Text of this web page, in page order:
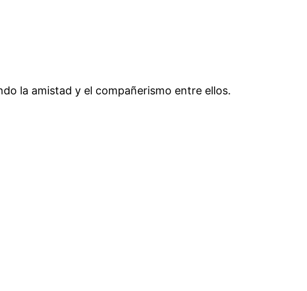
la amistad y el compañerismo entre ellos.